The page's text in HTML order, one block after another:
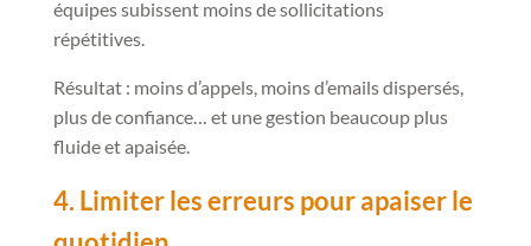
équipes subissent moins de sollicitations
répétitives.
Résultat : moins d’appels, moins d’emails dispersés,
plus de confiance… et une gestion beaucoup plus
fluide et apaisée.
4. Limiter les erreurs pour apaiser le